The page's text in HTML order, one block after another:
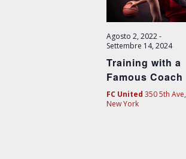
Agosto 2, 2022-
Settembre 14, 2024
Training with a
Famous Coach
FC United 350 5th Ave,
New York